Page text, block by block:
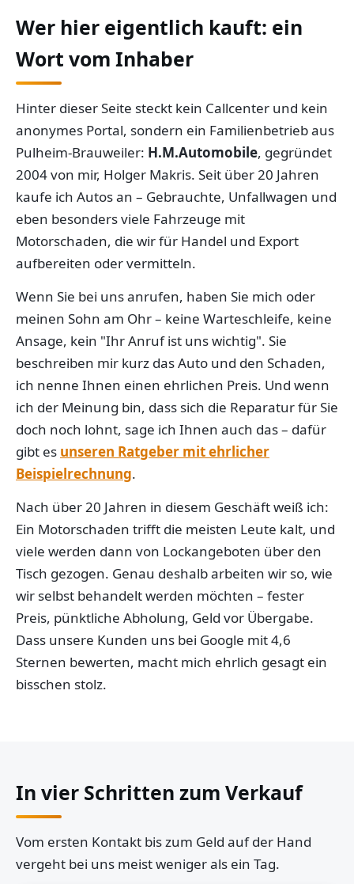
Wer hier eigentlich kauft: ein
Wort vom Inhaber
Hinter dieser Seite steckt kein Callcenter und kein
anonymes Portal, sondern ein Familienbetrieb aus
Pulheim-Brauweiler: H.M.Automobile, gegründet
2004 von mir, Holger Makris. Seit über 20 Jahren
kaufe ich Autos an – Gebrauchte, Unfallwagen und
eben besonders viele Fahrzeuge mit
Motorschaden, die wir für Handel und Export
aufbereiten oder vermitteln.
Wenn Sie bei uns anrufen, haben Sie mich oder
meinen Sohn am Ohr – keine Warteschleife, keine
Ansage, kein "Ihr Anruf ist uns wichtig". Sie
beschreiben mir kurz das Auto und den Schaden,
ich nenne Ihnen einen ehrlichen Preis. Und wenn
ich der Meinung bin, dass sich die Reparatur für Sie
doch noch lohnt, sage ich Ihnen auch das – dafür
gibt es unseren Ratgeber mit ehrlicher
Beispielrechnung.
Nach über 20 Jahren in diesem Geschäft weiß ich:
Ein Motorschaden trifft die meisten Leute kalt, und
viele werden dann von Lockangeboten über den
Tisch gezogen. Genau deshalb arbeiten wir so, wie
wir selbst behandelt werden möchten – fester
Preis, pünktliche Abholung, Geld vor Übergabe.
Dass unsere Kunden uns bei Google mit 4,6
Sternen bewerten, macht mich ehrlich gesagt ein
bisschen stolz.
In vier Schritten zum Verkauf
Vom ersten Kontakt bis zum Geld auf der Hand
vergeht bei uns meist weniger als ein Tag.